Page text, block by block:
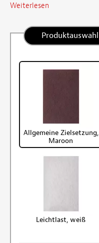
Weiterlesen
Produktauswahl
Allgemeine Zielsetzung,
Maroon
Leichtlast, weiß